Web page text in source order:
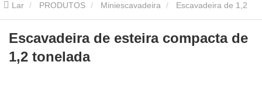
Lar PRODUTOS Miniescavadeira Escavadeira de 1,2
toneladas Escavadeira de esteira compacta de 1,2 tonelada
Escavadeira de esteira compacta de
1,2 tonelada